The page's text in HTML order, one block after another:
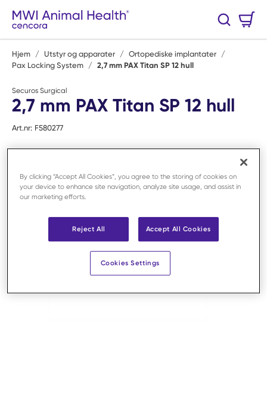
Hopp til hovedinnhold
Søk
Hjem / Utstyr og apparater / Ortopediske implantater /
Pax Locking System / 2,7 mm PAX Titan SP 12 hull
Securos Surgical
2,7 mm PAX Titan SP 12 hull
Art.nr: F580277
By clicking “Accept All Cookies”, you agree to the storing of cookies on
your device to enhance site navigation, analyze site usage, and assist in
our marketing efforts.
Reject All Accept All Cookies
Cookies Settings